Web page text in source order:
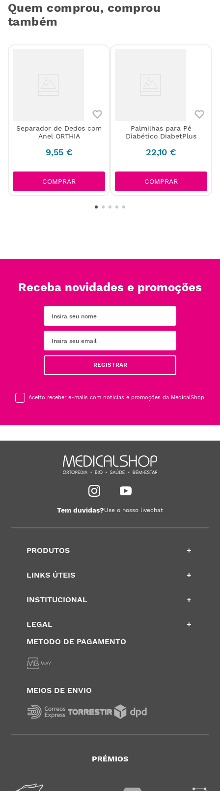
Quem comprou, comprou
também
Separador de Dedos com
Anel ORTHIA
9,55 €
COMPRAR
Palmilhas para Pé
Diabético DiabetPlus
22,10 €
COMPRAR
Receba novidades e promoções
REGISTRAR
Aceito receber e-mails com notícias e promoções da MedicalShop
Tem duvidas?Use o nosso livechat
PRODUTOS +
LINKS ÚTEIS +
INSTITUCIONAL +
LEGAL
+
METODO DE PAGAMENTO
MEIOS DE ENVIO
PRÉMIOS